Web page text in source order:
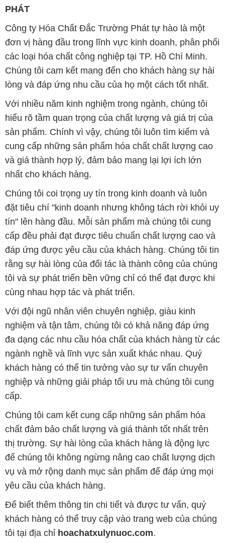
PHÁT
Công ty Hóa Chất Đắc Trường Phát tự hào là một
đơn vị hàng đầu trong lĩnh vực kinh doanh, phân phối
các loại hóa chất công nghiệp tại TP. Hồ Chí Minh.
Chúng tôi cam kết mang đến cho khách hàng sự hài
lòng và đáp ứng nhu cầu của họ một cách tốt nhất.
Với nhiều năm kinh nghiệm trong ngành, chúng tôi
hiểu rõ tầm quan trọng của chất lượng và giá trị của
sản phẩm. Chính vì vậy, chúng tôi luôn tìm kiếm và
cung cấp những sản phẩm hóa chất chất lượng cao
và giá thành hợp lý, đảm bảo mang lại lợi ích lớn
nhất cho khách hàng.
Chúng tôi coi trọng uy tín trong kinh doanh và luôn
đặt tiêu chí "kinh doanh nhưng không tách rời khỏi uy
tín" lên hàng đầu. Mỗi sản phẩm mà chúng tôi cung
cấp đều phải đạt được tiêu chuẩn chất lượng cao và
đáp ứng được yêu cầu của khách hàng. Chúng tôi tin
rằng sự hài lòng của đối tác là thành công của chúng
tôi và sự phát triển bền vững chỉ có thể đạt được khi
cùng nhau hợp tác và phát triển.
Với đội ngũ nhân viên chuyên nghiệp, giàu kinh
nghiệm và tận tâm, chúng tôi có khả năng đáp ứng
đa dạng các nhu cầu hóa chất của khách hàng từ các
ngành nghề và lĩnh vực sản xuất khác nhau. Quý
khách hàng có thể tin tưởng vào sự tư vấn chuyên
nghiệp và những giải pháp tối ưu mà chúng tôi cung
cấp.
Chúng tôi cam kết cung cấp những sản phẩm hóa
chất đảm bảo chất lượng và giá thành tốt nhất trên
thị trường. Sự hài lòng của khách hàng là động lực
để chúng tôi không ngừng nâng cao chất lượng dịch
vụ và mở rộng danh mục sản phẩm để đáp ứng mọi
yêu cầu của khách hàng.
Để biết thêm thông tin chi tiết và được tư vấn, quý
khách hàng có thể truy cập vào trang web của chúng
tôi tại địa chỉ hoachatxulynuoc.com.